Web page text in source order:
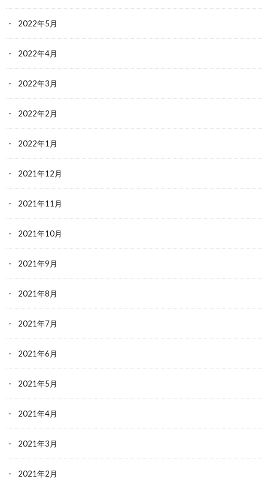
2022年5月
2022年4月
2022年3月
2022年2月
2022年1月
2021年12月
2021年11月
2021年10月
2021年9月
2021年8月
2021年7月
2021年6月
2021年5月
2021年4月
2021年3月
2021年2月